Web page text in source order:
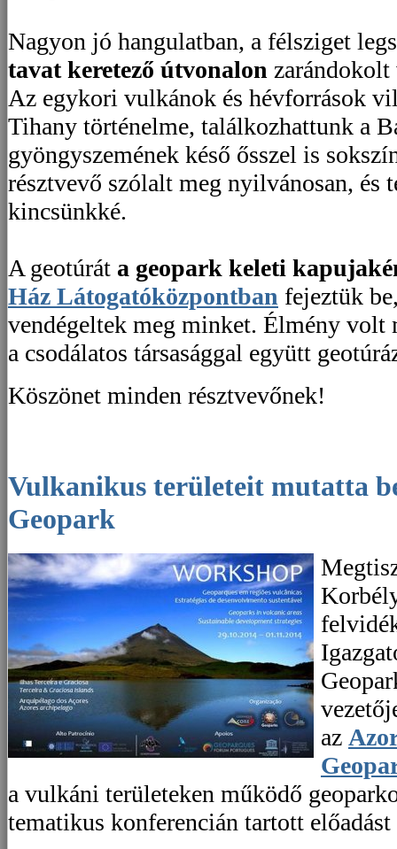
Nagyon jó hangulatban, a félsziget
tavat keretező útvonalon zarándokolt
Az egykori vulkánok és hévforrások
Tihany történelme, találkozhattunk a
gyöngyszemének késő ősszel is
résztvevő szólalt meg nyilvánosan, és
kincsünkké.
A geotúrát a geopark keleti
Ház Látogatóközpontban fejeztük
vendégeltek meg minket. Élmény volt
a csodálatos társasággal együtt
Köszönet minden résztvevőnek!
Vulkanikus területeit mutatta be a Bakony–Balaton
Geopark
az
a vulkáni területeken működő
tematikus konferencián tartott